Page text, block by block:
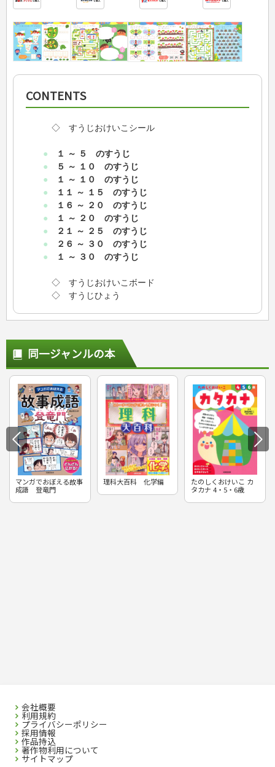
CONTENTS
◇ すうじおけいこシール
● １ ～ ５ のすうじ
● ５ ～ １０ のすうじ
● １ ～ １０ のすうじ
● １１ ～ １５ のすうじ
● １６ ～ ２０ のすうじ
● １ ～ ２０ のすうじ
● ２１ ～ ２５ のすうじ
● ２６ ～ ３０ のすうじ
● １ ～ ３０ のすうじ
◇ すうじおけいこボード
◇ すうじひょう
同一ジャンルの本
マンガでおぼえる故事
成語 登竜門
理科大百科 化学編
たのしくおけいこ カ
タカナ 4・5・6歳
会社概要
利用規約
プライバシーポリシー
採用情報
作品持込
著作物利用について
サイトマップ